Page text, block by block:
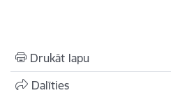
Drukāt lapu
Dalīties